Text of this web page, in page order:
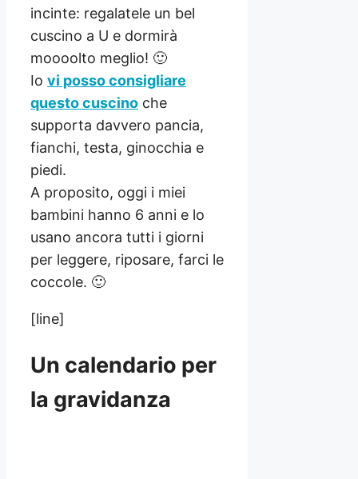
incinte: regalatele un bel
cuscino a U e dormirà
moooolto meglio! 🙂
Io vi posso consigliare
questo cuscino che
supporta davvero pancia,
fianchi, testa, ginocchia e
piedi.
A proposito, oggi i miei
bambini hanno 6 anni e lo
usano ancora tutti i giorni
per leggere, riposare, farci le
coccole. 🙂
[line]
Un calendario per
la gravidanza